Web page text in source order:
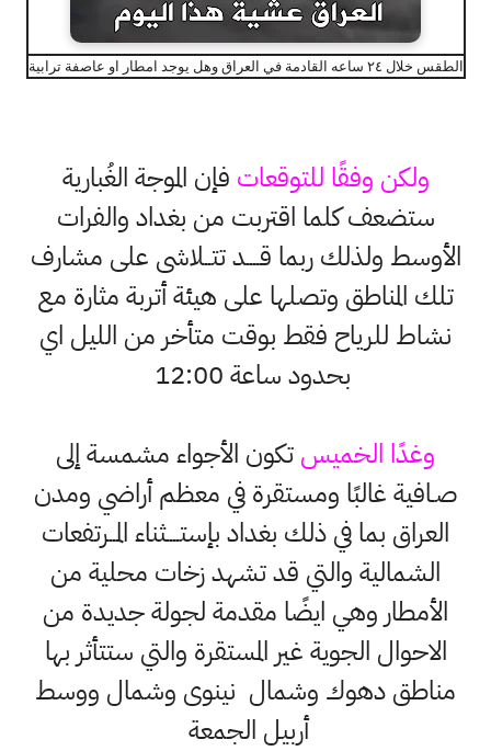
الطقس خلال ٢٤ ساعه القادمة في العراق وهل يوجد امطار او عاصفة ترابية
ولكن وفقًا للتوقعات فإن الموجة الغُبارية
ستضعف كلما اقتربت من بغداد والفرات
الأوسط ولذلك ربما قــــد تتــلاشى على مشارف
تلك المناطق وتصلها على هيئة أتربة مثارة مع
نشاط للرياح فقط بوقت متأخر من الليل اي
بحدود ساعة 12:00
وغدًا الخميستكون الأجواء مشمسة إلى
صـافية غالبًا ومستقرة في معظم أراضي ومدن
العراق بما في ذلك بغداد بإستــــثناء المــرتفعات
الشمالية والتي قد تشهد زخات محلية من
الأمطار وهي ايضًا مقدمة لجولة جديدة من
الاحوال الجوية غير المستقرة والتي ستتأثر بها
مناطق دهوك وشمال نينوى وشمال ووسط
أربيل الجمعة